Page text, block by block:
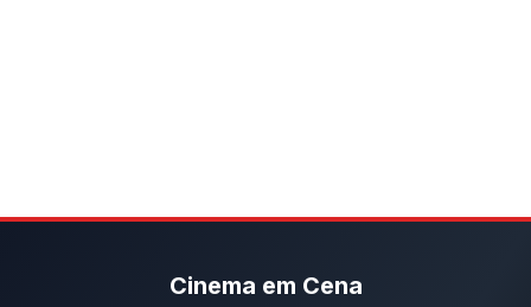
Cinema em Cena